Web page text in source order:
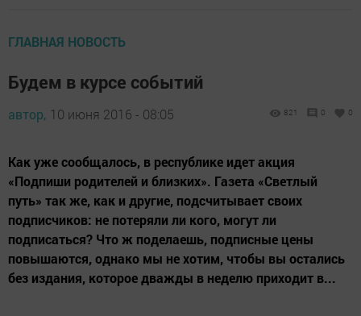
ГЛАВНАЯ НОВОСТЬ
Будем в курсе событий
автор, 10 июня 2016 - 08:05 821 0 0
Как уже сообщалось, в республике идет акция
«Подпиши родителей и близких». Газета «Светлый
путь» так же, как и другие, подсчитывает своих
подписчиков: не потеряли ли кого, могут ли
подписаться? Что ж поделаешь, подписные цены
повышаются, однако мы не хотим, чтобы вы остались
без издания, которое дважды в неделю приходит в...